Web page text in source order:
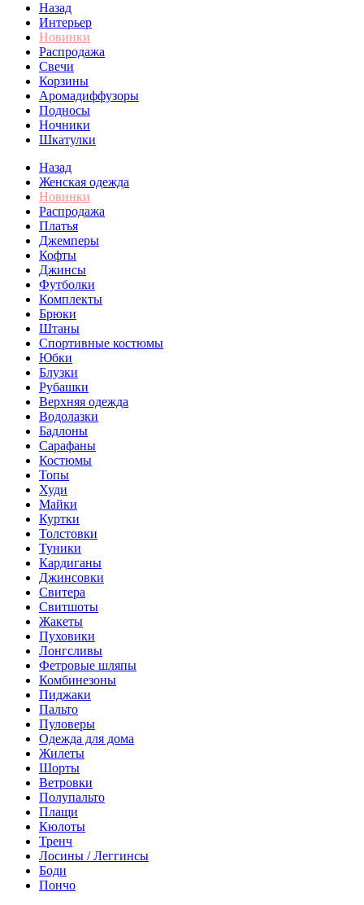
Назад
Интерьер
Новинки
Распродажа
Свечи
Корзины
Аромадиффузоры
Подносы
Ночники
Шкатулки
Назад
Женская одежда
Новинки
Распродажа
Платья
Джемперы
Кофты
Джинсы
Футболки
Комплекты
Брюки
Штаны
Спортивные костюмы
Юбки
Блузки
Рубашки
Верхняя одежда
Водолазки
Бадлоны
Сарафаны
Костюмы
Топы
Худи
Майки
Куртки
Толстовки
Туники
Кардиганы
Джинсовки
Свитера
Свитшоты
Жакеты
Пуховики
Лонгсливы
Фетровые шляпы
Комбинезоны
Пиджаки
Пальто
Пуловеры
Одежда для дома
Жилеты
Шорты
Ветровки
Полупальто
Плащи
Кюлоты
Тренч
Лосины / Леггинсы
Боди
Пончо